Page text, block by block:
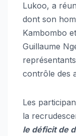
Lukoo, a
dont son
Kambombo
Guillaume
contrôle des
Les
la
le déficit de